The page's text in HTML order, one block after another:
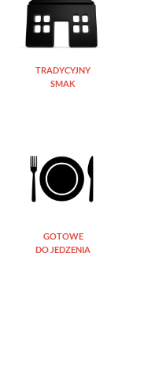
TRADYCYJNY
SMAK
GOTOWE
DO JEDZENIA